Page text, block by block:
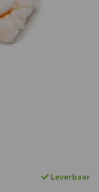
Leverbaar